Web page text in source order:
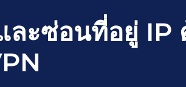
ละซ่อนที่อยู่ IP